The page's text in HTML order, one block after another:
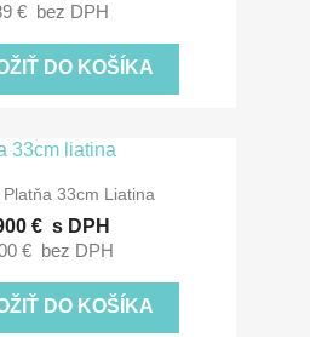
€ bez DPH
DO KOŠÍKA
33cm Liatina
€ s DPH
€ bez DPH
DO KOŠÍKA